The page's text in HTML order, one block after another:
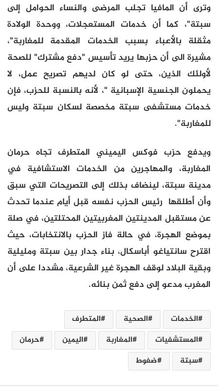
وترى أن المافيا تجلب المرضى والنساء الحوامل إلى
سبتة"، كما أن خدمات المستعجلات، ووحدة الولادة
مثقلة بالأعباء بسبب الخدمات المقدمة للمغاربة"،
مشيرة الى أن حزبها يريد تأسيس "دفع مشترك" للصحة
لأولئك الذين، حتى لو كان لديهم تصريح عمل، لا
يحملون الجنسية الإسبانية "، لأنه بالنسبة للحزب، فإن
خدمات مستشفى سبتة مخصصة لسكان سبتة وليس
للمغاربة".
ويدفع حزب فوكس اليميني المتطرف تجاه حرمان
المغاربة، والمهاجرين من الخدمات الاستشافية في
مدينة سبتة، لينضاف بذلك إلى التصريحات التي سبق
وأن أطلقها رئيس الحزب نفسه قبل أيام عندما تحدث
عن مستقبل المدينتين المغربيتين المحتلتين، في صلة
بموضع الهجرة، في حالة فاز الحزب بالانتخابات، حيث
اقترح سانتياغو أباسكال، بناء جدار بين سبتة ومليلية
وبقية البلاد لوقف الهجرة غير الشرعية، مشددا على أن
المغرب مدعو إلى دفع ثمن بنائه.
الخدمات الصحية
المتطرف
المستشفيات
المغاربة اليمين
حرمان
سبتة
ضغوط